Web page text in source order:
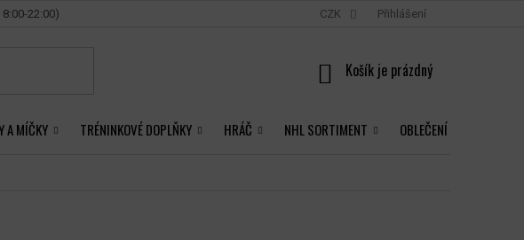
CZK Přihlášení
NÁKUPNÍ
A MÍČKY TRÉNINKOVÉ DOPLŇKY HRÁČ NHL SORTIMENT OBLEČENÍ